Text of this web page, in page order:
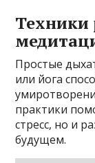
Техники
Простые
или йога
практики
стресс, но и
будущем.